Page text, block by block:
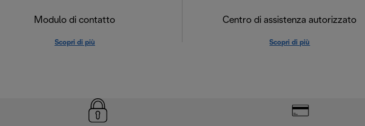
Modulo di contatto
Scopri di più
Centro di assistenza autorizzato
Scopri di più